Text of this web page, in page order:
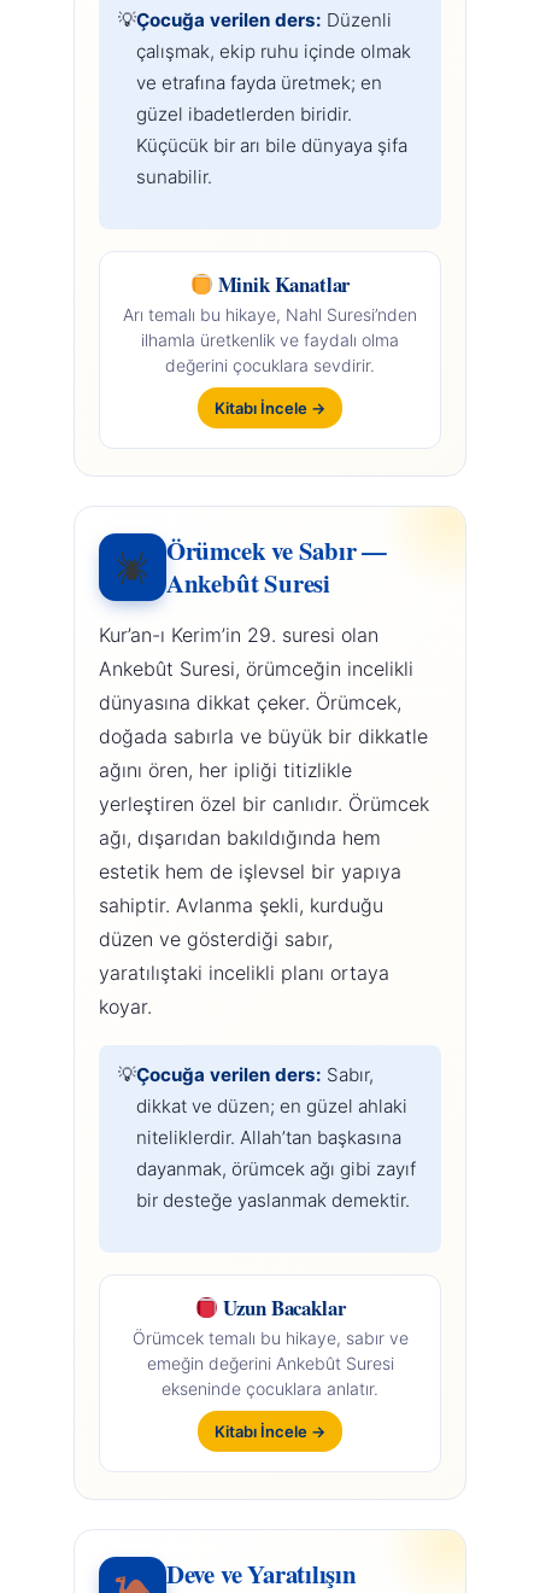
Çocuğa verilen ders: Düzenli
çalışmak, ekip ruhu içinde olmak
ve etrafına fayda üretmek; en
güzel ibadetlerden biridir.
Küçücük bir arı bile dünyaya şifa
sunabilir.
Minik Kanatlar
Arı temalı bu hikaye, Nahl Suresi’nden
ilhamla üretkenlik ve faydalı olma
değerini çocuklara sevdirir.
Kitabı İncele →
Örümcek ve Sabır —
Ankebût Suresi
Kur’an-ı Kerim’in 29. suresi olan
Ankebût Suresi, örümceğin incelikli
dünyasına dikkat çeker. Örümcek,
doğada sabırla ve büyük bir dikkatle
ağını ören, her ipliği titizlikle
yerleştiren özel bir canlıdır. Örümcek
ağı, dışarıdan bakıldığında hem
estetik hem de işlevsel bir yapıya
sahiptir. Avlanma şekli, kurduğu
düzen ve gösterdiği sabır,
yaratılıştaki incelikli planı ortaya
koyar.
Çocuğa verilen ders: Sabır,
dikkat ve düzen; en güzel ahlaki
niteliklerdir. Allah’tan başkasına
dayanmak, örümcek ağı gibi zayıf
bir desteğe yaslanmak demektir.
Uzun Bacaklar
Örümcek temalı bu hikaye, sabır ve
emeğin değerini Ankebût Suresi
ekseninde çocuklara anlatır.
Kitabı İncele →
Deve ve Yaratılışın